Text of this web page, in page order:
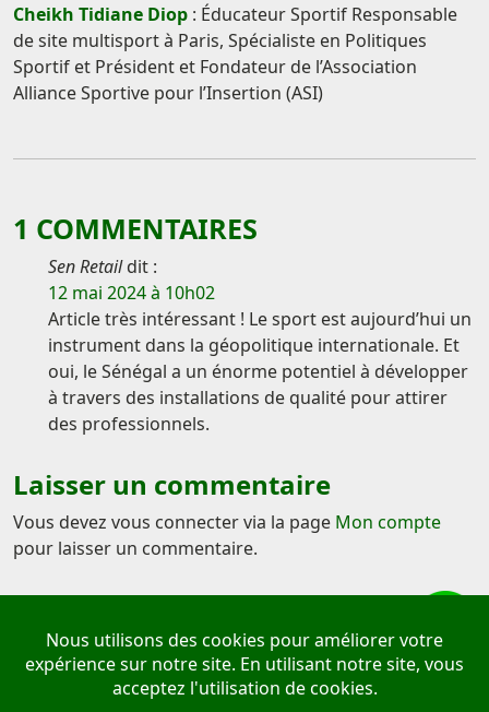
Cheikh Tidiane Diop : Éducateur Sportif Responsable
de site multisport à Paris, Spécialiste en Politiques
Sportif et Président et Fondateur de l’Association
Alliance Sportive pour l’Insertion (ASI)
1 COMMENTAIRES
Sen Retail dit :
12 mai 2024 à 10h02
Article très intéressant ! Le sport est aujourd’hui un
instrument dans la géopolitique internationale. Et
oui, le Sénégal a un énorme potentiel à développer
à travers des installations de qualité pour attirer
des professionnels.
Laisser un commentaire
Vous devez vous connecter via la page Mon compte
pour laisser un commentaire.